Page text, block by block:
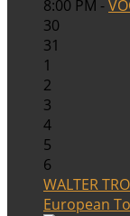
8:00 PM -
30
31
1
2
3
4
5
6
WALTER
European